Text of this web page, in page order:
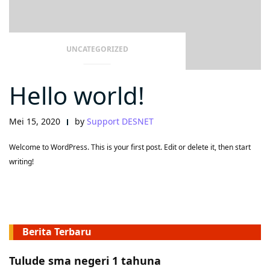
UNCATEGORIZED
Hello world!
Mei 15, 2020 by Support DESNET
Welcome to WordPress. This is your first post. Edit or delete it, then start
writing!
Berita Terbaru
Tulude sma negeri 1 tahuna